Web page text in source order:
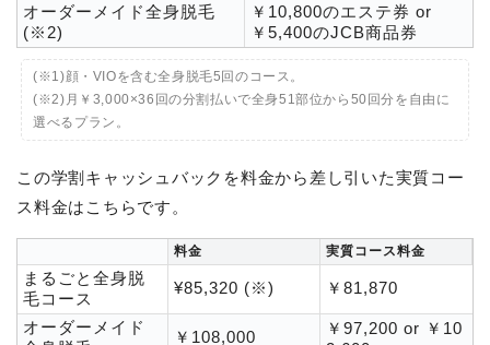
オーダーメイド全身脱毛
(※2)
￥10,800のエステ券 or
￥5,400のJCB商品券
(※1)顔・VIOを含む全身脱毛5回のコース。
(※2)月￥3,000×36回の分割払いで全身51部位から50回分を自由に
選べるプラン。
この学割キャッシュバックを料金から差し引いた実質コー
ス料金はこちらです。
料金 実質コース料金
まるごと全身脱
毛コース
¥85,320 (※) ￥81,870
オーダーメイド
￥108,000
￥97,200 or ￥10